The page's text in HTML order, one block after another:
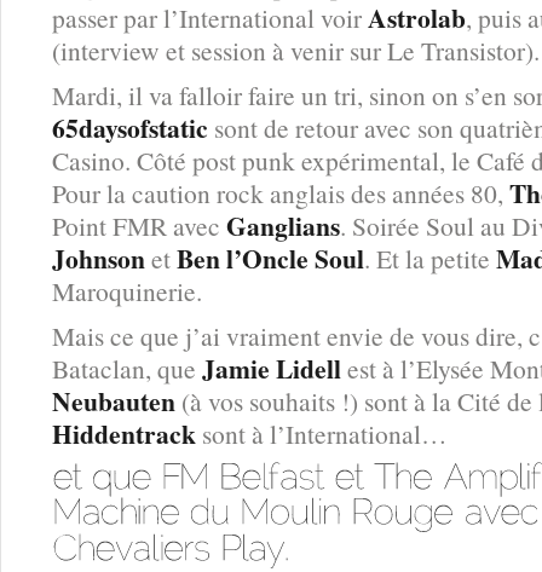
passer par l’International voirAstrolab, puis
(interview et session à venir sur Le Transistor).
Mardi, il va falloir faire un tri, sinon on s’en
65daysofstatic sont de retour avec son
Casino. Côté post punk expérimental, le Café
Pour la caution rock anglais des années 80,
Point FMR avec Ganglians. Soirée Soul au
JohnsonetBen l’Oncle Soul. Et la petite
Maroquinerie.
Mais ce que j’ai vraiment envie de vous dire,
Bataclan, que Jamie Lidellest à l’Elysée
Neubauten (à vos souhaits !) sont à la Cité
Hiddentrack sont à l’International…